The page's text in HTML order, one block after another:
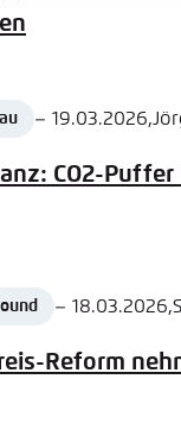
Date
– 19.03.2026,
Author
CO2-
Date
– 18.03.2026,
Author
Reform